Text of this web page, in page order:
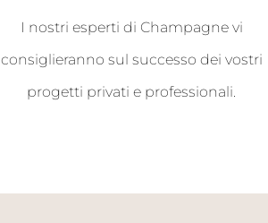
I nostri esperti di Champagne vi
consiglieranno sul successo dei vostri
progetti privati e professionali.